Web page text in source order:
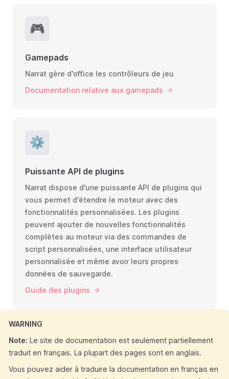
🎮
Gamepads
Narrat gère d'office les contrôleurs de jeu
Documentation relative aux gamepads
⚙️
Puissante API de plugins
Narrat dispose d'une puissante API de plugins qui
vous permet d'étendre le moteur avec des
fonctionnalités personnalisées. Les plugins
peuvent ajouter de nouvelles fonctionnalités
complètes au moteur via des commandes de
script personnalisées, une interface utilisateur
personnalisée et même avoir leurs propres
données de sauvegarde.
Guide des plugins
WARNING
Note: Le site de documentation est seulement partiellement
traduit en français. La plupart des pages sont en anglais.
Vous pouvez aider à traduire la documentation en français en